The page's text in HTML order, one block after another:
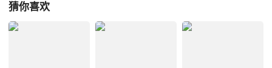
猜你喜欢